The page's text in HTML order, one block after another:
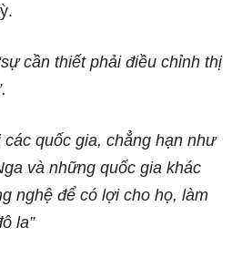
cần thiết phải điều chỉnh thị
các quốc gia, chẳng hạn như
và những quốc gia khác
nghệ để có lợi cho họ, làm
la”